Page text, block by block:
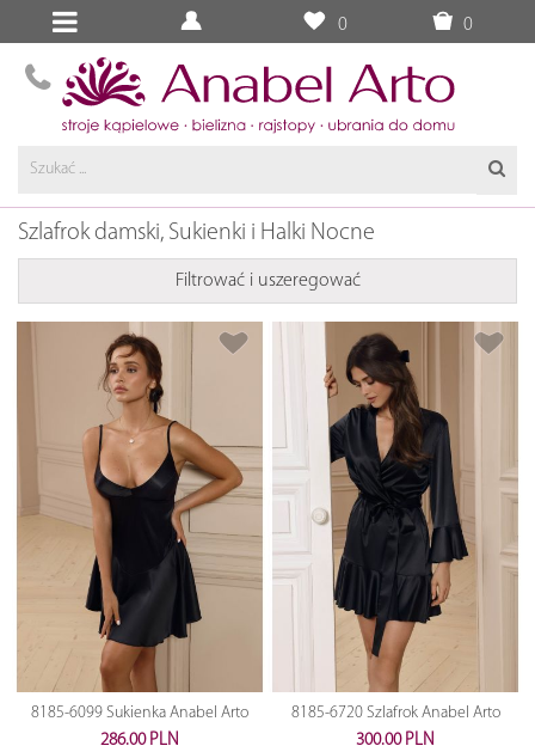
0 0
Szlafrok damski, Sukienki i Halki Nocne
Filtrować i uszeregować
8185-6099 Sukienka Anabel Arto
286.00 PLN
8185-6720 Szlafrok Anabel Arto
300.00 PLN